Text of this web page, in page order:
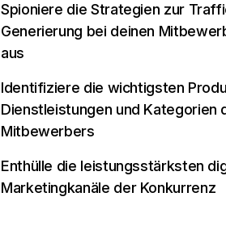
Spioniere die Strategien zur
Generierung bei deinen
aus
Identifiziere die wichtigsten
Dienstleistungen und Kategorien
Mitbewerbers
Enthülle die leistungsstärksten
Marketingkanäle der Konkurrenz